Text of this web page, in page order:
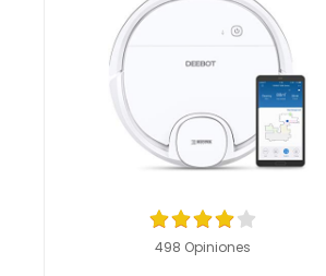
498 Opiniones